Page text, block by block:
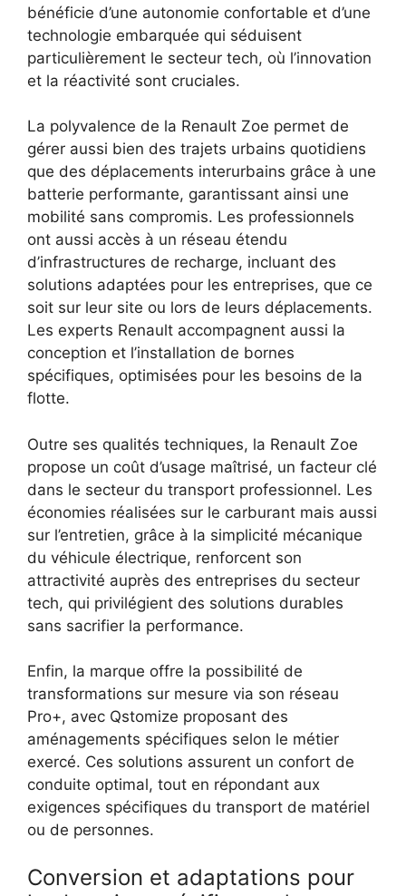
bénéficie d’une autonomie confortable et d’une
technologie embarquée qui séduisent
particulièrement le secteur tech, où l’innovation
et la réactivité sont cruciales.
La polyvalence de la Renault Zoe permet de
gérer aussi bien des trajets urbains quotidiens
que des déplacements interurbains grâce à une
batterie performante, garantissant ainsi une
mobilité sans compromis. Les professionnels
ont aussi accès à un réseau étendu
d’infrastructures de recharge, incluant des
solutions adaptées pour les entreprises, que ce
soit sur leur site ou lors de leurs déplacements.
Les experts Renault accompagnent aussi la
conception et l’installation de bornes
spécifiques, optimisées pour les besoins de la
flotte.
Outre ses qualités techniques, la Renault Zoe
propose un coût d’usage maîtrisé, un facteur clé
dans le secteur du transport professionnel. Les
économies réalisées sur le carburant mais aussi
sur l’entretien, grâce à la simplicité mécanique
du véhicule électrique, renforcent son
attractivité auprès des entreprises du secteur
tech, qui privilégient des solutions durables
sans sacrifier la performance.
Enfin, la marque offre la possibilité de
transformations sur mesure via son réseau
Pro+, avec Qstomize proposant des
aménagements spécifiques selon le métier
exercé. Ces solutions assurent un confort de
conduite optimal, tout en répondant aux
exigences spécifiques du transport de matériel
ou de personnes.
Conversion et adaptations pour